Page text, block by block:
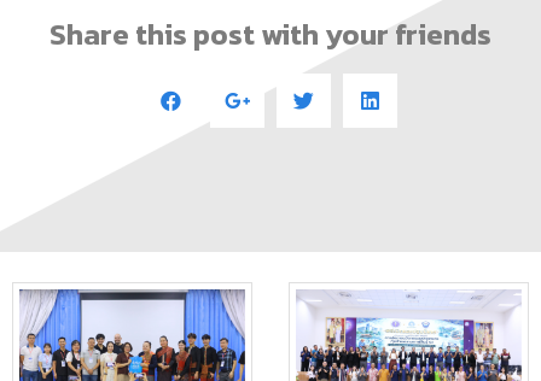
Share this post with your friends